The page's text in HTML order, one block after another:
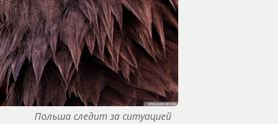
Польша следит за ситуацией